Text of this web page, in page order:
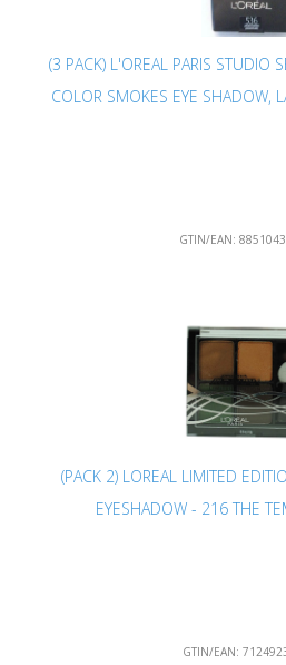
(3 PACK) L'OREAL PARIS STUDIO
COLOR SMOKES EYE SHADOW,
GTIN/EAN:
(PACK 2) LOREAL LIMITED
EYESHADOW - 216 THE
GTIN/EAN: